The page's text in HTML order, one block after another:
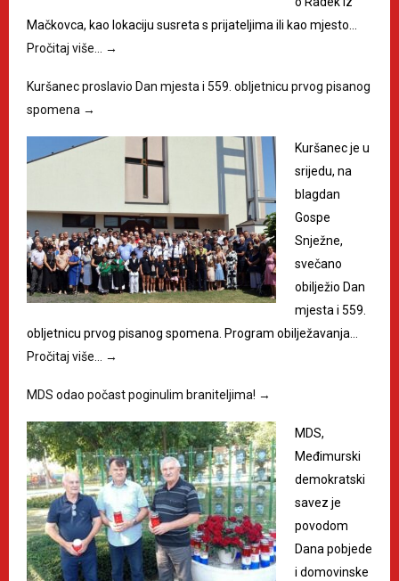
Mačkovca, kao lokaciju susreta s prijateljima ili kao mjesto…
Pročitaj više… →
Kuršanec proslavio Dan mjesta i 559. obljetnicu prvog pisanog
spomena →
Kuršanec je u
srijedu, na
blagdan
Gospe
Snježne,
svečano
obilježio Dan
mjesta i 559.
obljetnicu prvog pisanog spomena. Program obilježavanja…
Pročitaj više… →
MDS odao počast poginulim braniteljima! →
MDS,
Međimurski
demokratski
savez je
povodom
Dana pobjede
i domovinske